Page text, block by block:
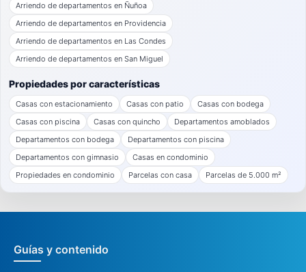
Arriendo de departamentos en Ñuñoa
Arriendo de departamentos en Providencia
Arriendo de departamentos en Las Condes
Arriendo de departamentos en San Miguel
Propiedades por características
Casas con estacionamiento Casas con patio
Casas con bodega
Casas con piscina
Casas con quincho
Departamentos amoblados
Departamentos con bodega
Departamentos con piscina
Departamentos con gimnasio
Casas en condominio
Propiedades en condominio
Parcelas con casa Parcelas de 5.000 m²
Guías y contenido